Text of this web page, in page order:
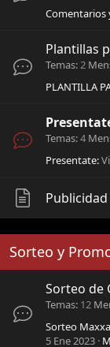
Comentarios
Plantillas
Temas 2
PLANTILLA
Temas 4
Presentate:
Sorteo y
Sorteo de
Temas 12
Sorteo
5 Ene 2023